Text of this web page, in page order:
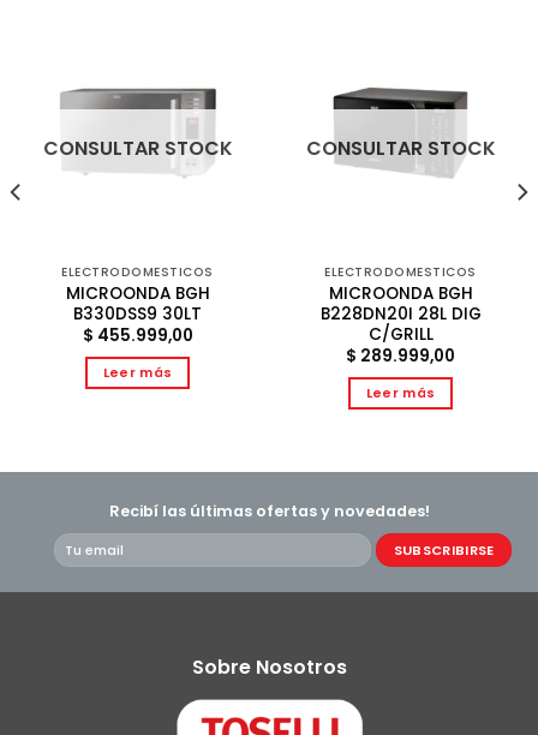
CONSULTAR STOCK
ELECTRODOMESTICOS
MICROONDA BGH
B330DSS9 30LT
$ 455.999,00
Leer más
CONSULTAR STOCK
ELECTRODOMESTICOS
MICROONDA BGH
B228DN20I 28L DIG
C/GRILL
$ 289.999,00
Leer más
Recibí las últimas ofertas y novedades!
Sobre Nosotros